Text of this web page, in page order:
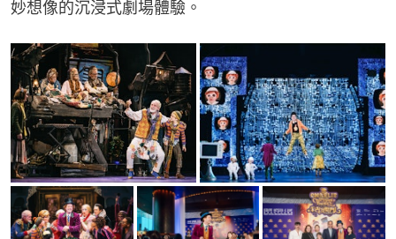
妙想像的沉浸式劇場體驗。